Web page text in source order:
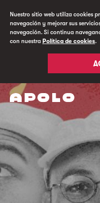
Nuestro sitio web utiliza cookies
navegación y mejorar sus
navegación. Si continua
con nuestra Política de cookies.